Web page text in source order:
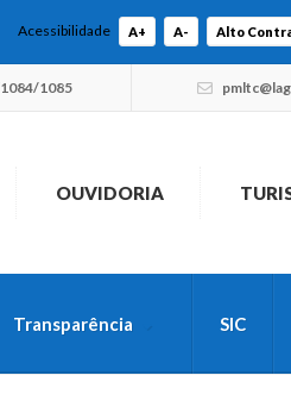
Acessibilidade A+ A- Alto
1085
OUVIDORIA
Transparência SIC